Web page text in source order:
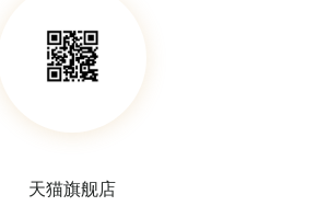
天猫旗舰店